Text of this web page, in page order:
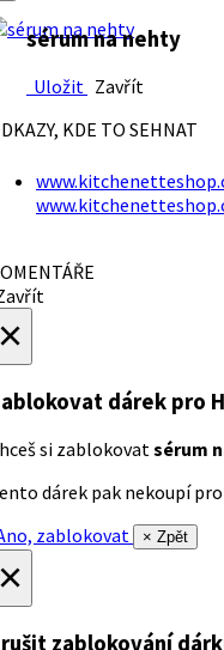
sérum na nehty
Uložit Zavřít
KDE TO SEHNAT
dárek pro
si zablokovatsérum
dárek pak nekoupí pro
zablokovat
× Zpět
zablokování